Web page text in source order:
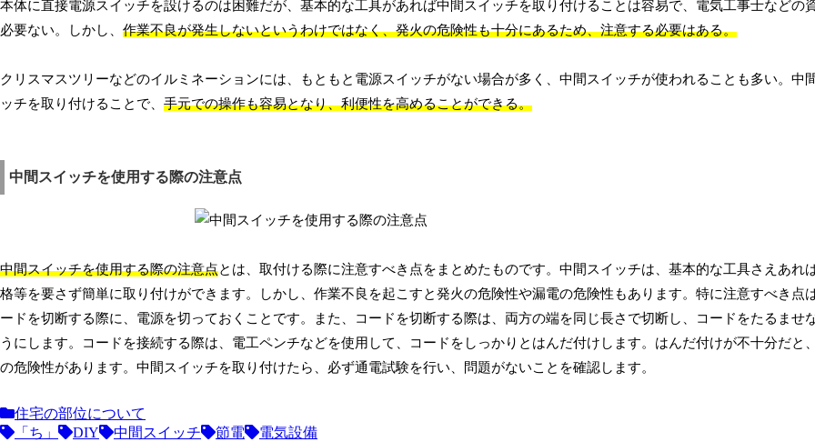
本体に直接電源スイッチを設けるのは困難だが、基本的な工具があれば中間スイッチを取り付けることは容易で、電気工事士などの
必要ない。しかし、 作業不良が発生しないというわけではなく、発火の危険性も十分にあるため、注意する必要はある。
クリスマスツリーなどのイルミネーションには、もともと電源スイッチがない場合が多く、中間スイッチが使われることも多い。中
ッチを取り付けることで、 手元での操作も容易となり、利便性を高めることができる。
中間スイッチを使用する際の注意点
中間スイッチを使用する際の注意点とは、取付ける際に注意すべき点をまとめたものです。中間スイッチは、基本的な工具さえあれ
格等を要さず簡単に取り付けができます。しかし、作業不良を起こすと発火の危険性や漏電の危険性もあります。特に注意すべき点
ードを切断する際に、電源を切っておくことです。また、コードを切断する際は、両方の端を同じ長さで切断し、コードをたるませ
うにします。コードを接続する際は、電工ペンチなどを使用して、コードをしっかりとはんだ付けします。はんだ付けが不十分だと
の危険性があります。中間スイッチを取り付けたら、必ず通電試験を行い、問題がないことを確認します。
住宅の部位について
「ち」
DIY 中間スイッチ 節電 電気設備